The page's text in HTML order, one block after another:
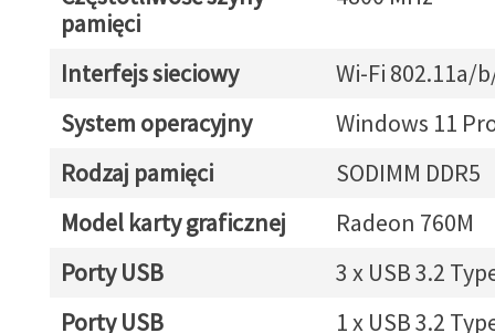
pamięci
Interfejs sieciowy
Wi-Fi 802.11a/
System operacyjny
Windows 11
Rodzaj pamięci
SODIMM DDR5
Model karty graficznej
Radeon 760M
Porty USB
3 x USB 3.2
Porty USB
1 x USB 3.2